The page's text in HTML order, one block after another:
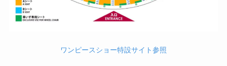
ワンピースショー特設サイト参照